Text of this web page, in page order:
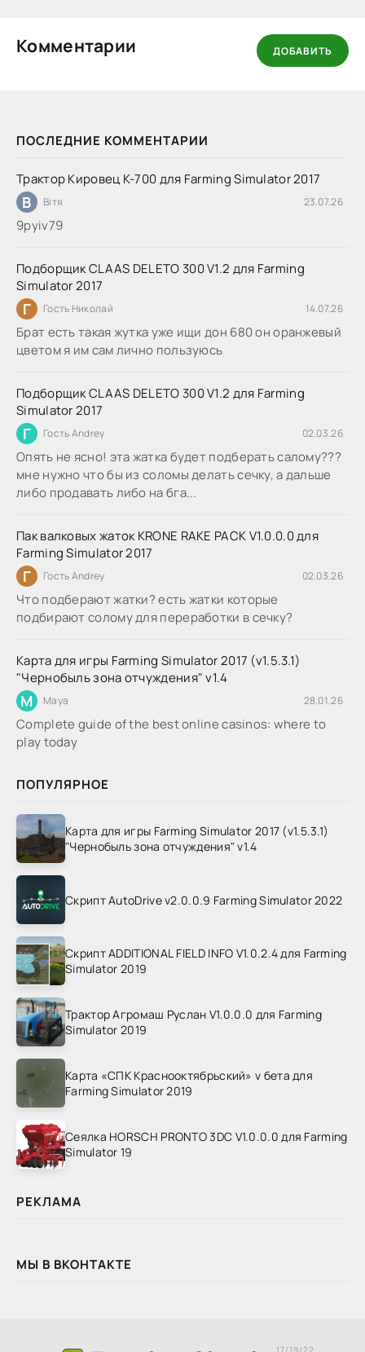
ПОСЛЕДНИЕ КОММЕНТАРИИ
Трактор Кировец К-700 для Farming Simulator 2017
В Вітя 23.07.26
9руіv79
Подборщик CLAAS DELETO 300 V1.2 для Farming
Simulator 2017
Г Гость Николай 14.07.26
Брат есть такая жутка уже ищи дон 680 он оранжевый
цветом я им сам лично пользуюсь
Подборщик CLAAS DELETO 300 V1.2 для Farming
Simulator 2017
Г Гость Andrey 02.03.26
Опять не ясно! эта жатка будет подберать салому???
мне нужно что бы из соломы делать сечку, а дальше
либо продавать либо на бга...
Пак валковых жаток KRONE RAKE PACK V1.0.0.0 для
Farming Simulator 2017
Г Гость Andrey 02.03.26
Что подберают жатки? есть жатки которые
подбирают солому для переработки в сечку?
Карта для игры Farming Simulator 2017 (v1.5.3.1)
"Чернобыль зона отчуждения" v1.4
M Maya 28.01.26
Complete guide of the best online casinos: where to
play today
Комментарии ДОБАВИТЬ
ПОПУЛЯРНОЕ
Карта для игры Farming Simulator 2017 (v1.5.3.1)
"Чернобыль зона отчуждения" v1.4
Скрипт AutoDrive v2.0.0.9 Farming Simulator 2022
Скрипт ADDITIONAL FIELD INFO V1.0.2.4 для Farming
Simulator 2019
Трактор Агромаш Руслан V1.0.0.0 для Farming
Simulator 2019
Карта «СПК Краснооктябрьский» v бета для
Farming Simulator 2019
Сеялка HORSCH PRONTO 3DC V1.0.0.0 для Farming
Simulator 19
РЕКЛАМА
МЫ В ВКОНТАКТЕ